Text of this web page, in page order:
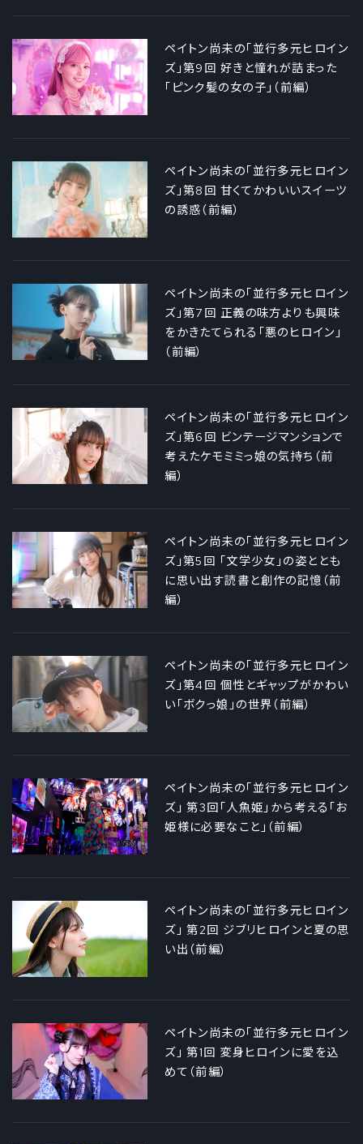
ペイトン尚未の「並行多元ヒロイン
ズ」第9回 好きと憧れが詰まった
「ピンク髪の女の子」（前編）
ペイトン尚未の「並行多元ヒロイン
ズ」第8回 甘くてかわいいスイーツ
の誘惑（前編）
ペイトン尚未の「並行多元ヒロイン
ズ」第7回 正義の味方よりも興味
をかきたてられる「悪のヒロイン」
（前編）
ペイトン尚未の「並行多元ヒロイン
ズ」第6回 ビンテージマンションで
考えたケモミミっ娘の気持ち（前
編）
ペイトン尚未の「並行多元ヒロイン
ズ」第5回 「文学少女」の姿ととも
に思い出す読書と創作の記憶（前
編）
ペイトン尚未の「並行多元ヒロイン
ズ」第4回 個性とギャップがかわい
い「ボクっ娘」の世界（前編）
ペイトン尚未の「並行多元ヒロイン
ズ」 第3回「人魚姫」から考える「お
姫様に必要なこと」（前編）
ペイトン尚未の「並行多元ヒロイン
ズ」 第2回 ジブリヒロインと夏の思
い出（前編）
ペイトン尚未の「並行多元ヒロイン
ズ」 第1回 変身ヒロインに愛を込
めて（前編）